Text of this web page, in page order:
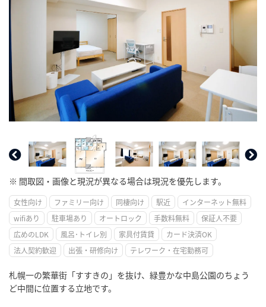
※ 間取図・画像と現況が異なる場合は現況を優先します。
女性向け ファミリー向け 同棲向け 駅近
インターネット無料
wifiあり
駐車場あり オートロック 手数料無料
保証人不要
広めのLDK
風呂･トイレ別 家具付賃貸
カード決済OK
法人契約歓迎
出張・研修向け テレワーク・在宅勤務可
札幌一の繁華街「すすきの」を抜け、緑豊かな中島公園のちょう
ど中間に位置する立地です。